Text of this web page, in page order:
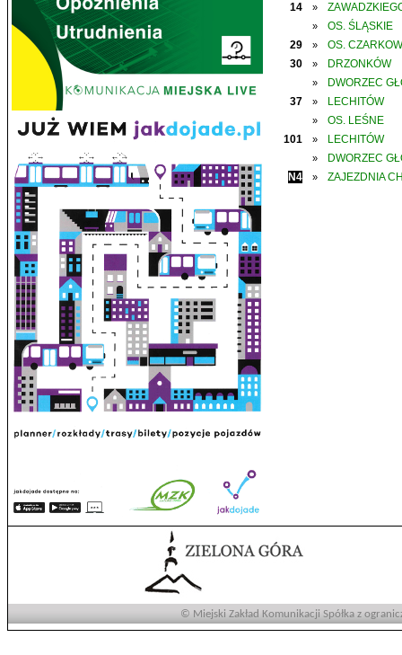
14
»
»
OS. ŚLĄSKIE
29
»
OS.
30
» DRZONKÓW
»
DWORZEC
37
» LECHITÓW
»
OS. LEŚNE
101
» LECHITÓW
»
DWORZEC
N4
» ZAJEZDNIA
© Miejski Zakład Komunikacji Spółka z